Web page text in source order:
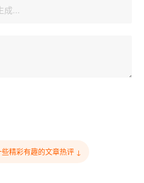
精彩有趣的文章热评 ↓